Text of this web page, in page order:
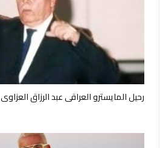
رحيل المايسترو العراقي عبد الرزاق العزاوي